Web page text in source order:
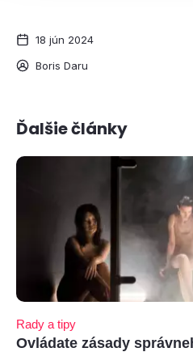
18 jún 2024
Boris Daru
Ďalšie články
Rady a tipy
Ovládate zásady